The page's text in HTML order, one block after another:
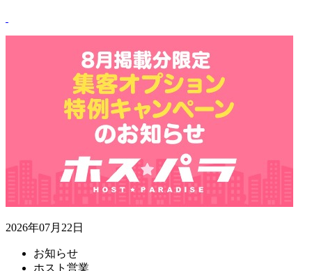
2026年07月22日
お知らせ
ホスト営業